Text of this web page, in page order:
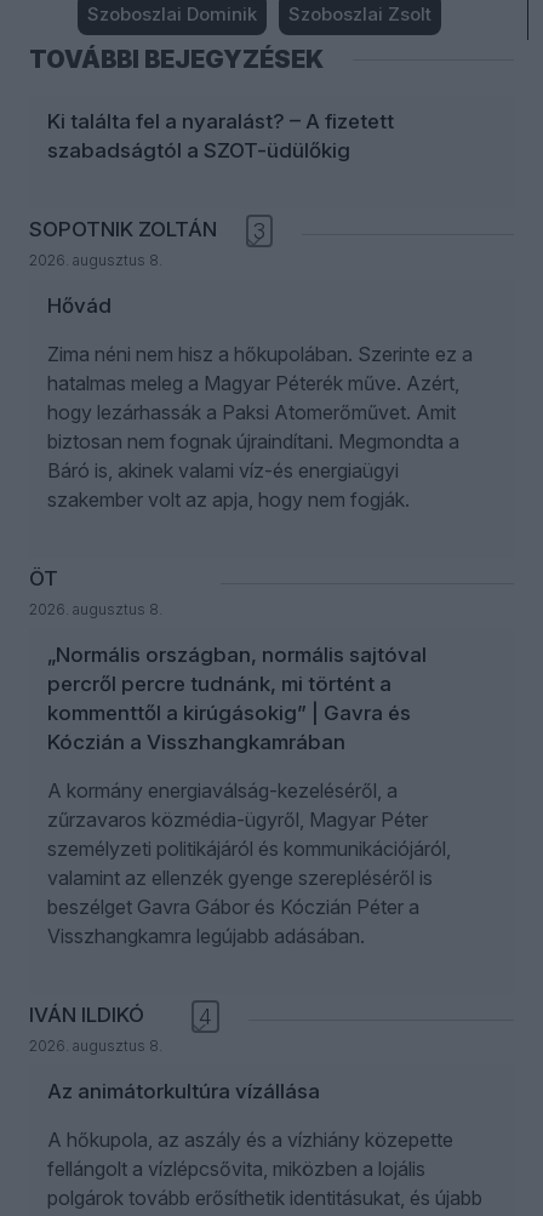
Szoboszlai Dominik Szoboszlai Zsolt
TOVÁBBI BEJEGYZÉSEK
Ki találta fel a nyaralást? – A fizetett
szabadságtól a SZOT-üdülőkig
SOPOTNIK ZOLTÁN
2026. augusztus 8.
3
Hővád
Zima néni nem hisz a hőkupolában. Szerinte ez a
hatalmas meleg a Magyar Péterék műve. Azért,
hogy lezárhassák a Paksi Atomerőművet. Amit
biztosan nem fognak újraindítani. Megmondta a
Báró is, akinek valami víz-és energiaügyi
szakember volt az apja, hogy nem fogják.
ÖT
2026. augusztus 8.
„Normális országban, normális sajtóval
percről percre tudnánk, mi történt a
kommenttől a kirúgásokig” | Gavra és
Kóczián a Visszhangkamrában
A kormány energiaválság-kezeléséről, a
zűrzavaros közmédia-ügyről, Magyar Péter
személyzeti politikájáról és kommunikációjáról,
valamint az ellenzék gyenge szerepléséről is
beszélget Gavra Gábor és Kóczián Péter a
Visszhangkamra legújabb adásában.
IVÁN ILDIKÓ
2026. augusztus 8.
4
Az animátorkultúra vízállása
A hőkupola, az aszály és a vízhiány közepette
fellángolt a vízlépcsővita, miközben a lojális
polgárok tovább erősíthetik identitásukat, és újabb